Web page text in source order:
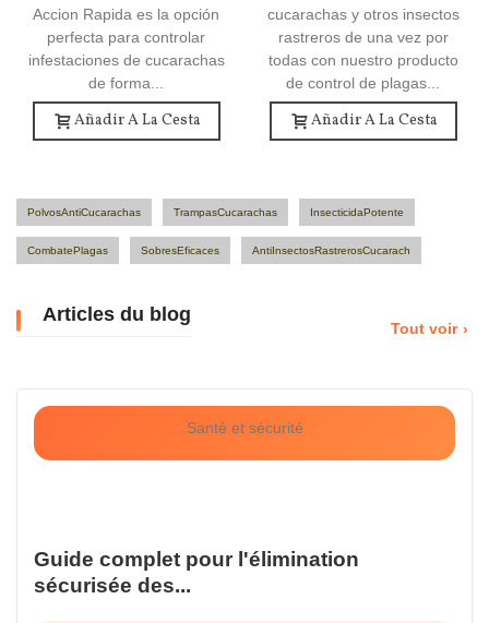
Accion Rapida es la opción
perfecta para controlar
infestaciones de cucarachas
de forma...
Añadir A La Cesta
cucarachas y otros insectos
rastreros de una vez por
todas con nuestro producto
de control de plagas...
Añadir A La Cesta
PolvosAntiCucarachas TrampasCucarachas InsecticidaPotente
CombatePlagas SobresEficaces AntiInsectosRastrerosCucarach
Articles du blog
Tout voir
Santé et sécurité
Guide complet pour l'élimination
sécurisée des...